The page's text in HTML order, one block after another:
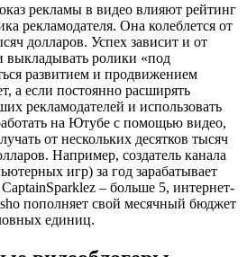
рекламы в видео влияют рейтинг
рекламодателя. Она колеблется от
долларов. Успех зависит и от
выкладывать ролики «под
развитием и продвижением
а если постоянно расширять
рекламодателей и использовать
на Ютубе с помощью видео,
от нескольких десятков тысяч
Например, создатель канала
игр) за год зарабатывает
– больше 5, интернет-
пополняет свой месячный бюджет
единиц.